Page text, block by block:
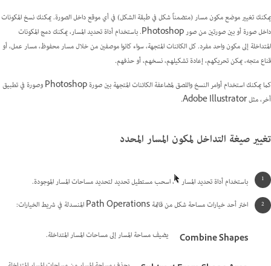
يمكنك تغيير موضع مكون مسار (متضمناً شكل في طبقة الشكل) في أي موقع داخل الصورة. يمكنك نسخ المكونات
داخل صورة أو بين صورتين من صور Photoshop. باستخدام أداة تحديد المسار، يمكنك دمج المكونات
المتداخلة إلى مكون واحد مفرد. كل الكائنات المتجهة، سواء كانوا موصفين من خلال مسار محفوظ، مسار عمل، أو
قناع متجه، يمكن تحريكهم، إعادة تشكيلهم، نسخهم، أو حذفهم.
كما يمكنك استخدام أوامر النسخ واللصق لمضاعفة الكائنات المتجهة بين صورة Photoshop وصورة في تطبيق
أخر، مثل Adobe Illustrator.
تغيير صيغة التداخل لمكون المسار المحدد
باستخدام أداة تحديد المسار ، اسحب مستطيل تحديد لتحديد مساحات المسار الموجودة.
اختر أحد خيارات مساحة شكل من قائمة Path Operations المنسدلة في شريط الخيارات:
Combine Shapes يضيف مساحة المسار إلى مساحات المسار المتداخلة.